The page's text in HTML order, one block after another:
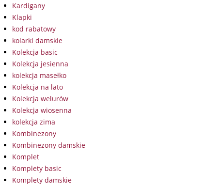
Kardigany
Klapki
kod rabatowy
kolarki damskie
Kolekcja basic
Kolekcja jesienna
kolekcja masełko
Kolekcja na lato
Kolekcja welurów
Kolekcja wiosenna
kolekcja zima
Kombinezony
Kombinezony damskie
Komplet
Komplety basic
Komplety damskie